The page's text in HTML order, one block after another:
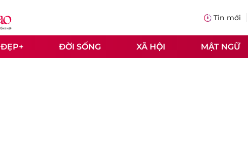
Tin mới
ĐẸP+ ĐỜI SỐNG XÃ HỘI MẬT NGỮ